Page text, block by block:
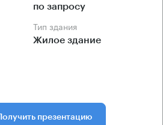
по запросу
Тип здания
Жилое здание
Получить презентацию